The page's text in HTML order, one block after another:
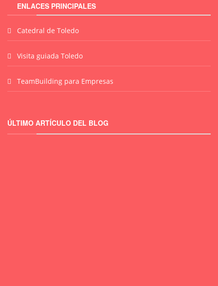
ENLACES PRINCIPALES
Catedral de Toledo
Visita guiada Toledo
TeamBuilding para Empresas
ÚLTIMO ARTÍCULO DEL BLOG